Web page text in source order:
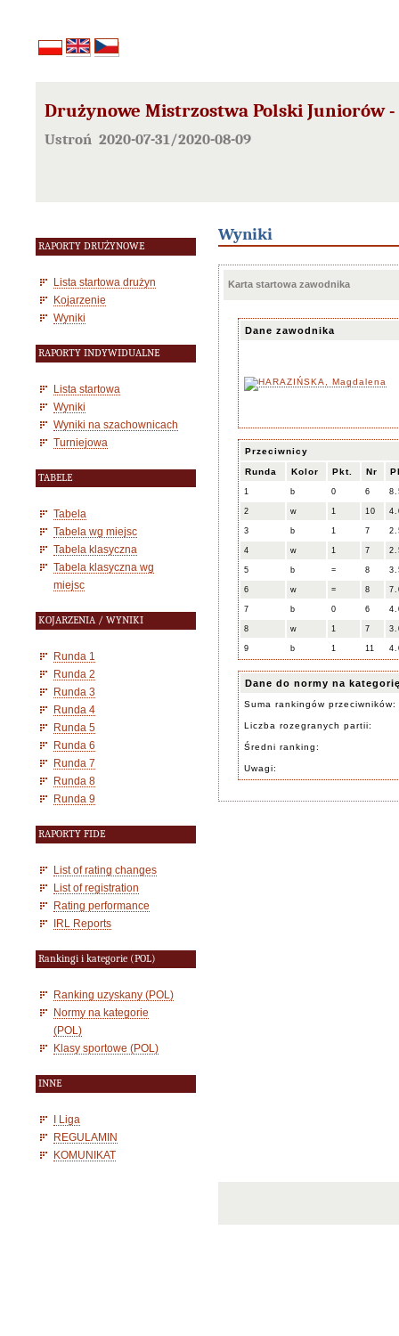
Drużynowe Mistrzostwa Polski Juniorów
Ustroń 2020-07-31/2020-08-09
RAPORTY DRUŻYNOWE
Lista startowa drużyn
Kojarzenie
Wyniki
RAPORTY INDYWIDUALNE
Lista startowa
Wyniki
Wyniki na szachownicach
Turniejowa
TABELE
Tabela
Tabela wg miejsc
Tabela klasyczna
Tabela klasyczna wg
miejsc
KOJARZENIA / WYNIKI
Runda 1
Runda 2
Runda 3
Runda 4
Runda 5
Runda 6
Runda 7
Runda 8
Runda 9
RAPORTY FIDE
List of rating changes
List of registration
Rating performance
IRL Reports
Rankingi i kategorie (POL)
Ranking uzyskany (POL)
Normy na kategorie
(POL)
Klasy sportowe (POL)
INNE
I Liga
REGULAMIN
KOMUNIKAT
Wyniki
Karta startowa zawodnika
Dane zawodnika
Przeciwnicy
Runda Kolor Pkt. Nr
1 b 0 6
2 w 1 10
3 b 1 7
4 w 1 7
5 b = 8
6 w = 8
7 b 0 6
8 w 1 7
9 b 1 11
Dane do normy na
Suma rankingów przeciwników:
Liczba rozegranych partii:
Średni ranking:
Uwagi: